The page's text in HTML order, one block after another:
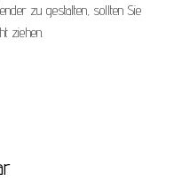
zu gestalten, sollten Sie
ziehen.